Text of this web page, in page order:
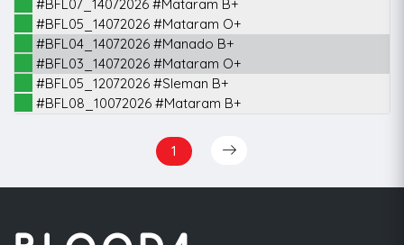
#BFL07_14072026 #Mataram B+
#BFL05_14072026 #Mataram O+
#BFL04_14072026 #Manado B+
#BFL03_14072026 #Mataram O+
#BFL05_12072026 #Sleman B+
#BFL08_10072026 #Mataram B+
1